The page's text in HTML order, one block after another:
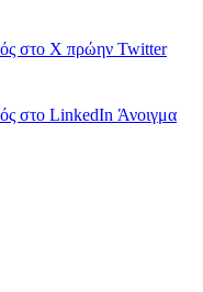
στο X πρώην Twitter
στο LinkedIn Άνοιγμα